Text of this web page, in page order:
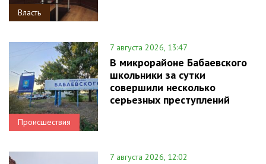
Власть
Происшествия
7 августа 2026, 13:47
В микрорайоне Бабаевского
школьники за сутки
совершили несколько
серьезных преступлений
7 августа 2026, 12:02